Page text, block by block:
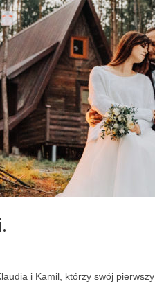
i Kamil, którzy swój